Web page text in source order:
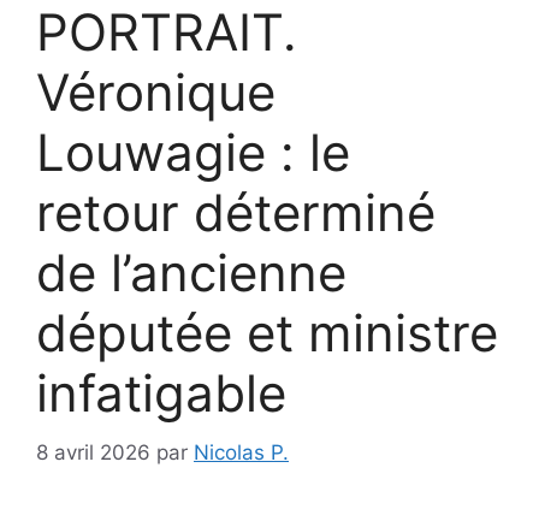
PORTRAIT.
Véronique
Louwagie : le
retour déterminé
de l’ancienne
députée et ministre
infatigable
8 avril 2026 par Nicolas P.